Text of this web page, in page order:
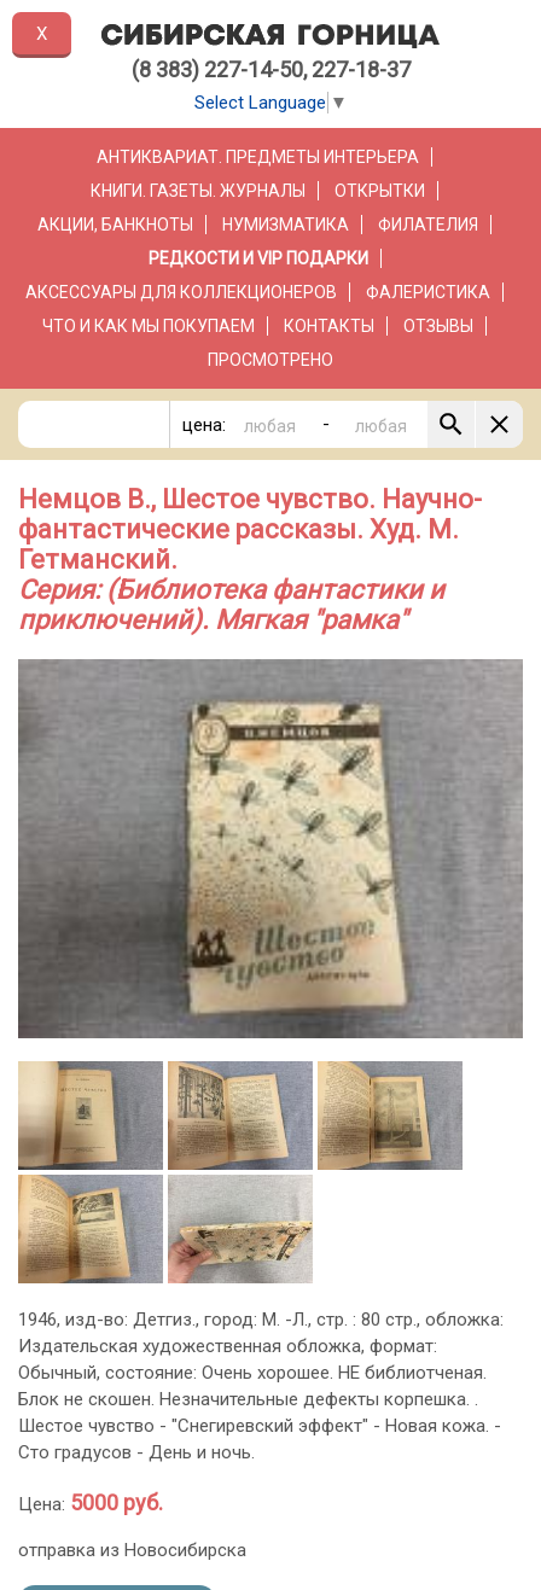
(8 383) 227-14-50, 227-18-37
Select Language ▼
АНТИКВАРИАТ. ПРЕДМЕТЫ ИНТЕРЬЕРА
КНИГИ. ГАЗЕТЫ. ЖУРНАЛЫ
ОТКРЫТКИ
АКЦИИ, БАНКНОТЫ
НУМИЗМАТИКА
ФИЛАТЕЛИЯ
РЕДКОСТИ И VIP ПОДАРКИ
АКСЕССУАРЫ ДЛЯ КОЛЛЕКЦИОНЕРОВ
ФАЛЕРИСТИКА
ЧТО И КАК МЫ ПОКУПАЕМ
КОНТАКТЫ
ОТЗЫВЫ
ПРОСМОТРЕНО
цена: -
Немцов В., Шестое чувство. Научно-
фантастические рассказы. Худ. М.
Гетманский.
Серия: (Библиотека фантастики и
приключений). Мягкая "рамка"
1946, изд-во: Детгиз., город: М. -Л., стр. : 80 стр., обложка:
Издательская художественная обложка, формат:
Обычный, состояние: Очень хорошее. НЕ библиотченая.
Блок не скошен. Незначительные дефекты корпешка. .
Шестое чувство - "Снегиревский эффект" - Новая кожа. -
Сто градусов - День и ночь.
Цена: 5000 руб.
отправка из Новосибирска
X